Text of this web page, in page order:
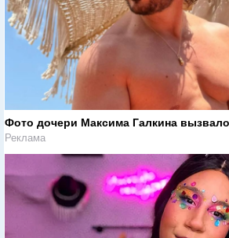
Фото дочери Максима Галкина
Реклама